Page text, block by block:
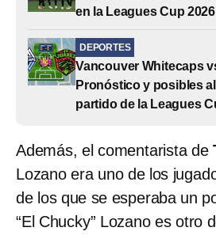
en la Leagues Cup 2026
DEPORTES
Vancouver Whitecaps
Pronóstico y posibles
partido de la Leagues
Además, el comentarista de
Lozano era uno de los
de los que se esperaba un
“El Chucky” Lozano es otro